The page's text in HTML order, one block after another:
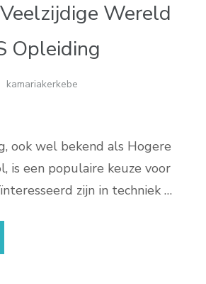
Wereld
Opleiding
kamariakerkebe
ook wel bekend als Hogere
is een populaire keuze voor
zijn in techniek …